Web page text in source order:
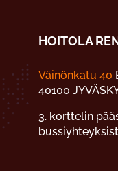
HOITOLA
Väinönkatu 40
40100
3. korttelin